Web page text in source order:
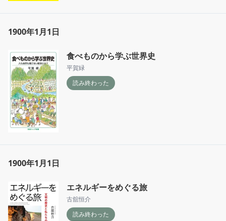
1900年1月1日
食べものから学ぶ世界史
平賀緑
読み終わった
1900年1月1日
エネルギーをめぐる旅
古舘恒介
読み終わった